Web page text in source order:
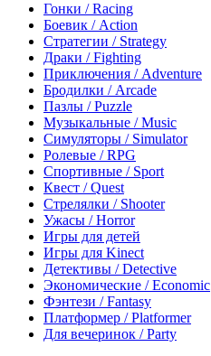
Гонки / Racing
Боевик / Action
Стратегии / Strategy
Драки / Fighting
Приключения / Adventure
Бродилки / Arcade
Пазлы / Puzzle
Музыкальные / Music
Симуляторы / Simulator
Ролевые / RPG
Спортивные / Sport
Квест / Quest
Стрелялки / Shooter
Ужасы / Horror
Игры для детей
Игры для Kinect
Детективы / Detective
Экономические / Economic
Фэнтези / Fantasy
Платформер / Platformer
Для вечеринок / Party